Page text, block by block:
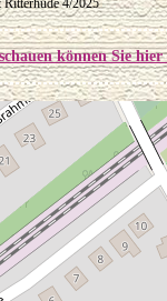
können Sie